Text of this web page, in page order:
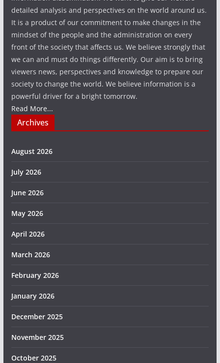
detailed analysis and perspectives on the world around us.
It is a product of our commitment to make changes in the
mindset of the people and the administration on every
front of the society that affects us. We believe strongly that
we can and must do things differently. Our aim is to bring
viewers news, perspectives and knowledge to prepare our
society to change the world. We believe information is a
powerful driver for a bright tomorrow.
Read More...
Archives
August 2026
July 2026
June 2026
May 2026
April 2026
March 2026
February 2026
January 2026
December 2025
November 2025
October 2025